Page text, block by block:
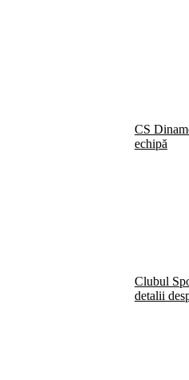
CS
echipă
Clubul
detalii